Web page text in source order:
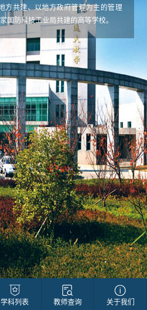
方共建、以地方政府管理为主的管理
国防科技工业局共建的高等学校。
学科列表 教师查询 关于我们